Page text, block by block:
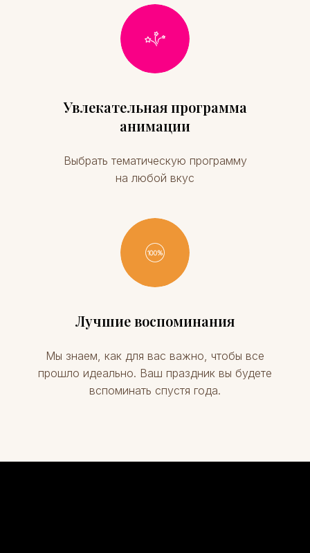
Увлекательная программа
анимации
Выбрать тематическую программу
на любой вкус
Лучшие воспоминания
Мы знаем, как для вас важно, чтобы все
прошло идеально. Ваш праздник вы будете
вспоминать спустя года.